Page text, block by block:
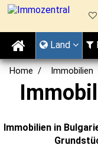
Home Immobilien
Immobilien in
Land